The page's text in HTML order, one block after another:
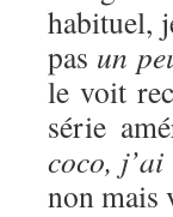
habituel,
pas un
le voit
série
coco,
non